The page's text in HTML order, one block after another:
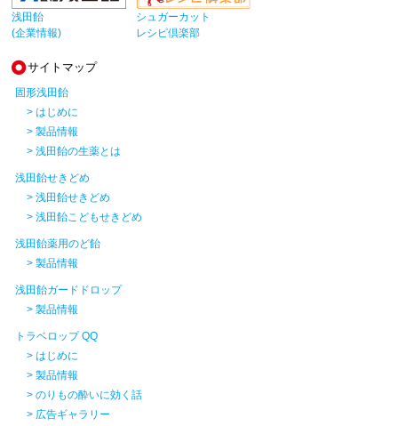
浅田飴
(企業情報)
シュガーカット
レシピ倶楽部
サイトマップ
固形浅田飴
> はじめに
> 製品情報
> 浅田飴の生薬とは
浅田飴せきどめ
> 浅田飴せきどめ
> 浅田飴こどもせきどめ
浅田飴薬用のど飴
> 製品情報
浅田飴ガードドロップ
> 製品情報
トラベロップ QQ
> はじめに
> 製品情報
> のりもの酔いに効く話
> 広告ギャラリー